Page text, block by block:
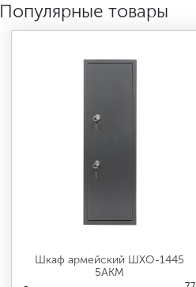
Популярные товары
Шкаф армейский ШХО-1445
5АКМ